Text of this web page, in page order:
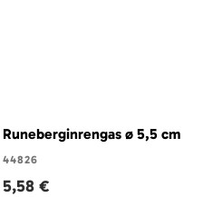
Runeberginrengas ø 5,5 cm
44826
5,58 €